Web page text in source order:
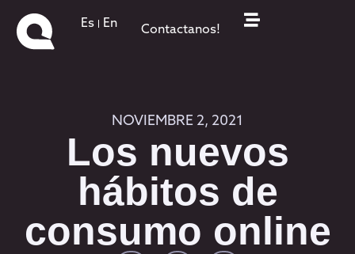
Es En Contactanos!
NOVIEMBRE 2, 2021
Los nuevos
hábitos de
consumo online